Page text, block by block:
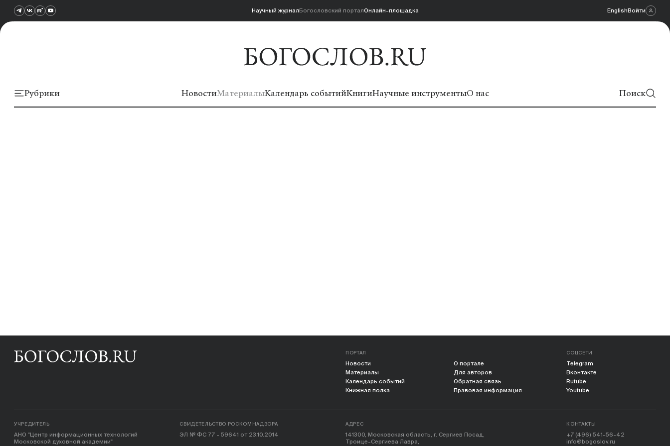
Научный журналБогословский порталОнлайн-площадка EnglishВойти
Рубрики НовостиМатериалыКалендарь событийКнигиНаучные инструментыО нас Поиск
ПОРТАЛ
Новости
Материалы
Календарь событий
Книжная полка
О портале
Для авторов
Обратная связь
Правовая информация
СОЦСЕТИ
Telegram
Вконтакте
Rutube
Youtube
УЧРЕДИТЕЛЬ
АНО "Центр информационных технологий
Московской духовной академии"
СВИДЕТЕЛЬСТВО РОСКОМНАДЗОРА
ЭЛ № ФС 77 - 59641 от 23.10.2014
АДРЕС
141300, Московская область, г. Сергиев Посад,
Троице-Сергиева Лавра,
КОНТАКТЫ
+7 (496) 541-56-42
info@bogoslov.ru